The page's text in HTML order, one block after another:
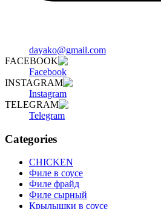
dayako@gmail.com
FACEBOOK
Facebook
INSTAGRAM
Instagram
TELEGRAM
Telegram
Categories
CHICKEN
Филе в соусе
Филе фрайд
Филе сырный
Крылышки в соусе